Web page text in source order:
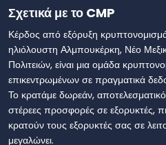
Σχετικά με το CMP
Κέρδος από εξόρυξη
ηλιόλουστη Αλμπουκέρκη, Νέο
Πολιτειών, είναι μια ομάδα
επικεντρωμένων σε πραγματικά
Το κρατάμε δωρεάν,
στέρεες προσφορές σε εξορυκτές,
κρατούν τους εξορυκτές σας σε
μεγαλώνει.